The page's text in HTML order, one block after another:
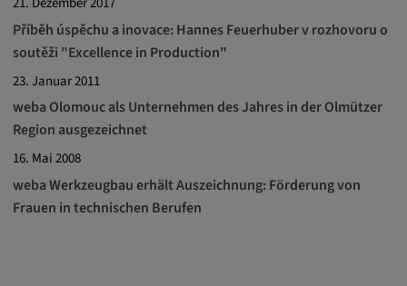
Příběh úspěchu a inovace: Hannes Feuerhuber v rozhovoru o
soutěži "Excellence in Production"
23. Januar 2011
weba Olomouc als Unternehmen des Jahres in der Olmützer
Region ausgezeichnet
16. Mai 2008
weba Werkzeugbau erhält Auszeichnung: Förderung von
Frauen in technischen Berufen